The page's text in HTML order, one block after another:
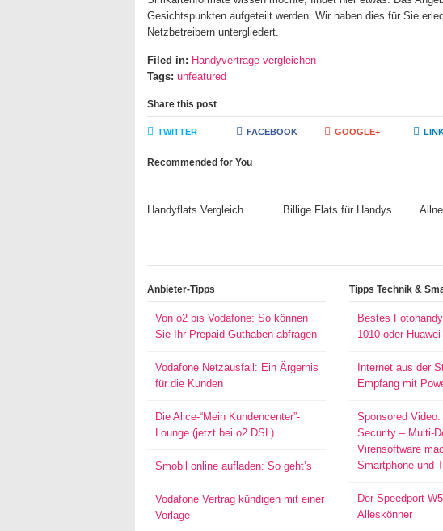
Gesichtspunkten aufgeteilt werden. Wir haben dies für Sie
Netzbetreibern untergliedert.
Filed in: Handyverträge vergleichen
Tags: unfeatured
Share this post
TWITTER FACEBOOK GOOGLE+
Recommended for You
Handyflats Vergleich Billige Flats für Handys
Anbieter-Tipps
Von o2 bis Vodafone: So können
Sie Ihr Prepaid-Guthaben abfragen
Vodafone Netzausfall: Ein Ärgernis
für die Kunden
Die Alice-“Mein Kundencenter”-
Lounge (jetzt bei o2 DSL)
Smobil online aufladen: So geht’s
Vodafone Vertrag kündigen mit einer
Vorlage
Tipps Technik &
Bestes
1010 oder
Internet aus der
Empfang mit
Sponsored
Security – Multi-
Virensoftware
Smartphone und
Der Speedport
Alleskönner